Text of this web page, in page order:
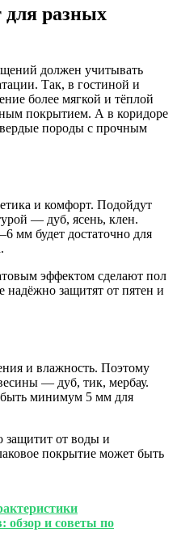
для разных
должен учитывать
Так, в гостиной и
более мягкой и тёплой
покрытием. А в коридоре
породы с прочным
и комфорт. Подойдут
— дуб, ясень, клен.
мм будет достаточно для
эффектом сделают пол
защитят от пятен и
и влажность. Поэтому
— дуб, тик, мербау.
минимум 5 мм для
защитит от воды и
покрытие может быть
обзор и советы по